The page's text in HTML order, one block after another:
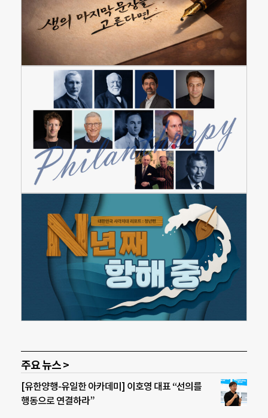
주요 뉴스 >
[유한양행-유일한 아카데미] 이호영 대표 “선의를
행동으로 연결하라”